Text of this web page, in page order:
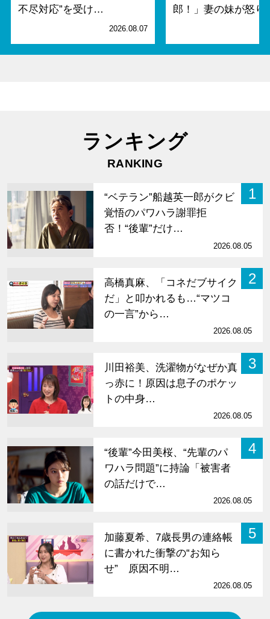
不尽対応”を受け…
2026.08.07
郎！」妻の妹が怒
ランキング
RANKING
1
“ベテラン”船越英一郎がクビ
覚悟のパワハラ謝罪拒
否！“後輩”だけ…
2026.08.05
2
高橋真麻、「コネだブサイク
だ」と叩かれるも…“マツコ
の一言”から…
2026.08.05
3
川田裕美、洗濯物がなぜか真
っ赤に！原因は息子のポケッ
トの中身…
2026.08.05
4
“後輩”今田美桜、“先輩のパ
ワハラ問題”に持論「被害者
の話だけで…
2026.08.05
5
加藤夏希、7歳長男の連絡帳
に書かれた衝撃の“お知ら
せ” 原因不明…
2026.08.05